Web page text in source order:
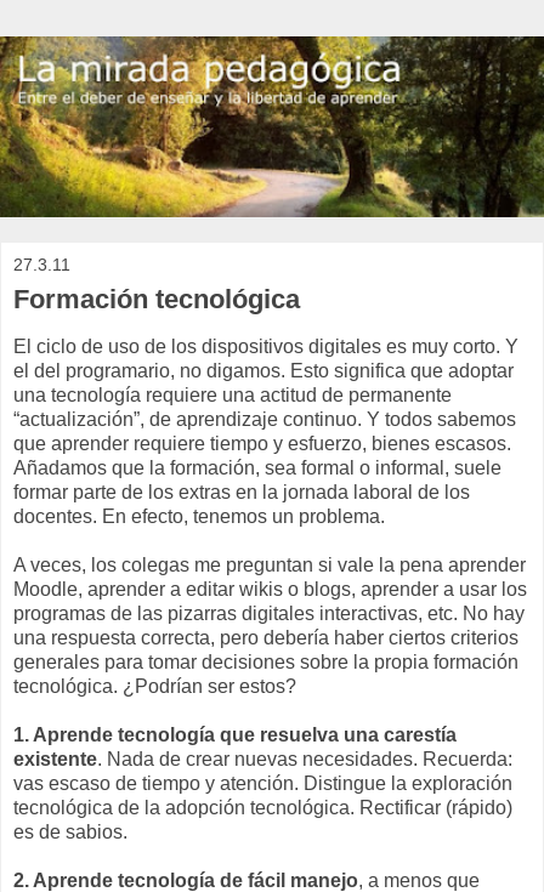
27.3.11
Formación tecnológica
El ciclo de uso de los dispositivos digitales es muy corto. Y
el del programario, no digamos. Esto significa que adoptar
una tecnología requiere una actitud de permanente
“actualización”, de aprendizaje continuo. Y todos sabemos
que aprender requiere tiempo y esfuerzo, bienes escasos.
Añadamos que la formación, sea formal o informal, suele
formar parte de los extras en la jornada laboral de los
docentes. En efecto, tenemos un problema.
A veces, los colegas me preguntan si vale la pena aprender
Moodle, aprender a editar wikis o blogs, aprender a usar los
programas de las pizarras digitales interactivas, etc. No hay
una respuesta correcta, pero debería haber ciertos criterios
generales para tomar decisiones sobre la propia formación
tecnológica. ¿Podrían ser estos?
1. Aprende tecnología que resuelva una carestía
existente. Nada de crear nuevas necesidades. Recuerda:
vas escaso de tiempo y atención. Distingue la exploración
tecnológica de la adopción tecnológica. Rectificar (rápido)
es de sabios.
2. Aprende tecnología de fácil manejo, a menos que